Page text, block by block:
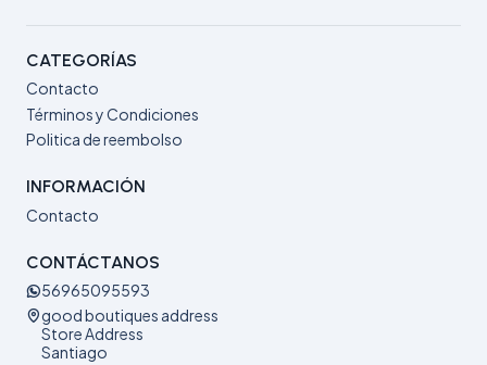
CATEGORÍAS
Contacto
Términos y Condiciones
Politica de reembolso
INFORMACIÓN
Contacto
CONTÁCTANOS
56965095593
good boutiques address
Store Address
Santiago